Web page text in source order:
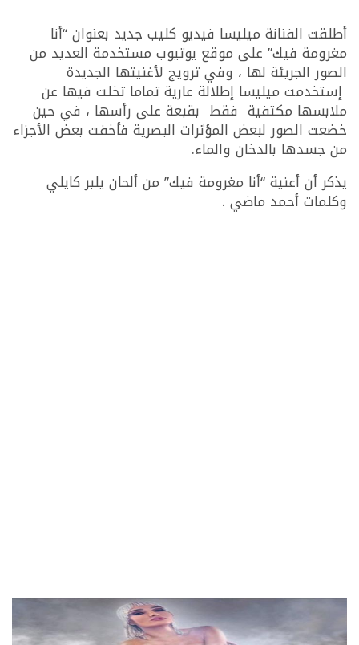
أطلقت الفنانة ميليسا فيديو كليب جديد بعنوان “أنا
مغرومة فيك” على موقع يوتيوب مستخدمة العديد من
الصور الجريئة لها ، وفي ترويج لأغنيتها الجديدة
إستخدمت ميليسا إطلالة عارية تماما تخلت فيها عن
ملابسها مكتفية فقط بقبعة على رأسها ، في حين
خضعت الصور لبعض المؤثرات البصرية فأخفت بعض الأجزاء
من جسدها بالدخان والماء.
يذكر أن أعنية “أنا مغرومة فيك” من ألحان يلبر كايلي
وكلمات أحمد ماضي .